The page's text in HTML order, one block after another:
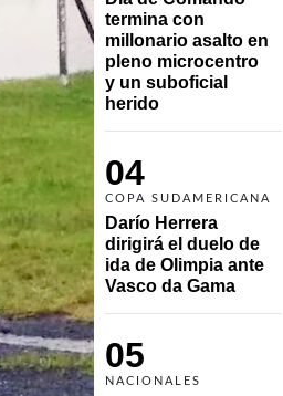
termina con
millonario asalto en
pleno microcentro
y un suboficial
herido
04
COPA SUDAMERICANA
Darío Herrera
dirigirá el duelo de
ida de Olimpia ante
Vasco da Gama
05
NACIONALES